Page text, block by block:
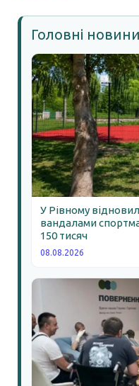
Головні новини
У Рівному
вандалами
150 тисяч
08.08.2026